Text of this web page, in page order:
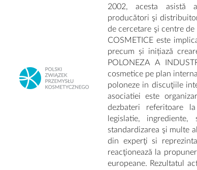
2002, acesta asistă
producători şi
de cercetare şi centre de
COSMETICE este
precum și inițiază
POLONEZA A
cosmetice pe plan
poloneze in discuţiile
asociatiei este
dezbateri referitoare
legislatie, ingrediente,
standardizarea şi multe
din experţi si
reacţionează la
europeane. Rezultatul